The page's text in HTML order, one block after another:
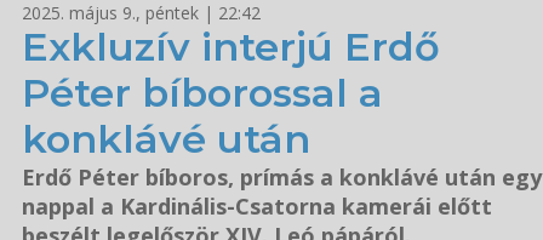
2025. május 9., péntek | 22:42
Exkluzív interjú Erdő
Péter bíborossal a
konklávé után
Erdő Péter bíboros, prímás a konklávé után egy
nappal a Kardinális-Csatorna kamerái előtt